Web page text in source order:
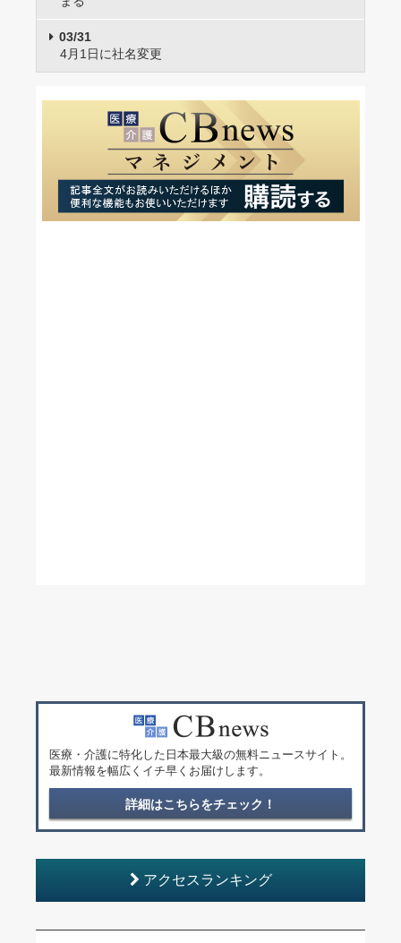
03/31
4月1日に社名変更
医療・介護に特化した日本最大級の無料ニュースサイト。
最新情報を幅広くイチ早くお届けします。
詳細はこちらをチェック！
アクセスランキング